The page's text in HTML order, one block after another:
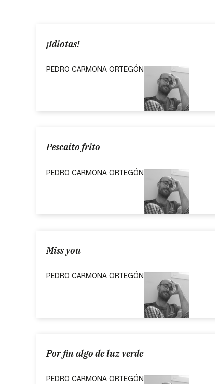
¡Idiotas!
PEDRO CARMONA ORTEGÓN
Pescaíto frito
PEDRO CARMONA ORTEGÓN
Miss you
PEDRO CARMONA ORTEGÓN
Por fin algo de luz verde
PEDRO CARMONA ORTEGÓN